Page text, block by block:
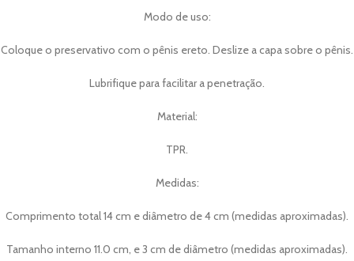
Modo de uso:
Coloque o preservativo com o pênis ereto. Deslize a capa sobre o pênis.
Lubrifique para facilitar a penetração.
Material:
TPR.
Medidas:
Comprimento total 14 cm e diâmetro de 4 cm (medidas aproximadas).
Tamanho interno 11.0 cm, e 3 cm de diâmetro (medidas aproximadas).